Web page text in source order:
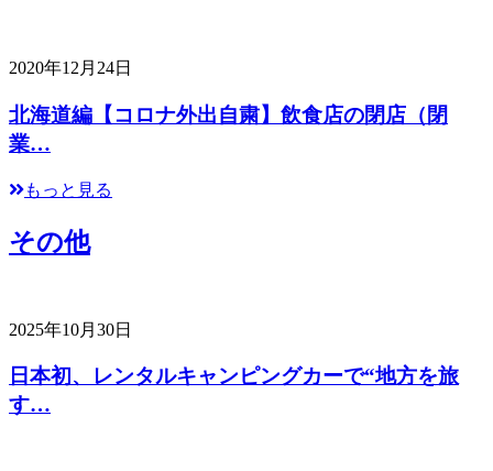
2020年12月24日
北海道編【コロナ外出自粛】飲食店の閉店（閉
業…
もっと見る
その他
2025年10月30日
日本初、レンタルキャンピングカーで“地方を旅
す…